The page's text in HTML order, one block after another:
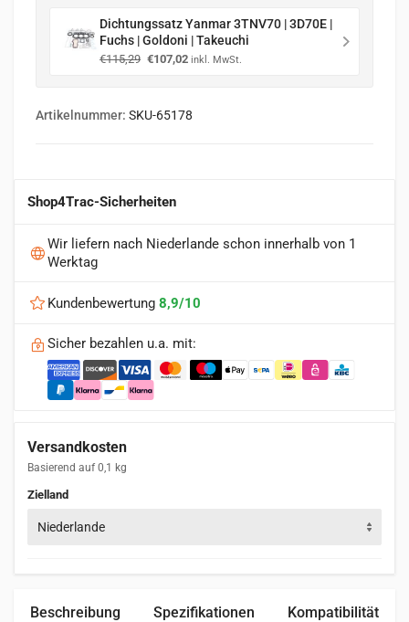
Dichtungssatz Yanmar 3TNV70 | 3D70E |
Fuchs | Goldoni | Takeuchi
€115,29 Ursprünglicher
€115,29
€107,02Aktueller
€107,02.
inkl. MwSt.
Artikelnummer: SKU-65178
Shop4Trac-Sicherheiten
Wir liefern nach Niederlande schon innerhalb von 1
Werktag
Kundenbewertung 8,9/10
Sicher bezahlen u.a. mit:
Versandkosten
Basierend auf 0,1 kg
Zielland
Niederlande
Beschreibung Spezifikationen Kompatibilität